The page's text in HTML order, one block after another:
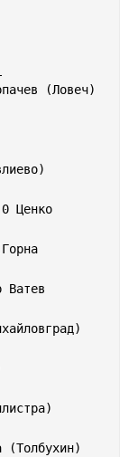
(Ловеч)
Ценко
Ватев
(Толбухин)